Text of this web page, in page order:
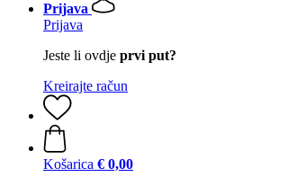
Prijava
Prijava
Jeste li ovdje prvi put?
Kreirajte račun
Košarica € 0,00